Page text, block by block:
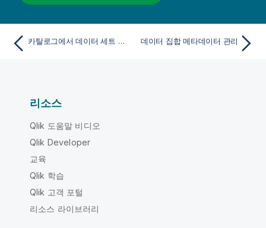
카탈로그에서 데이터 세트 보기 및 관리 데이터 집합 메타데이터 관리
리소스
Qlik 도움말 비디오
Qlik Developer
교육
Qlik 학습
Qlik 고객 포털
리소스 라이브러리